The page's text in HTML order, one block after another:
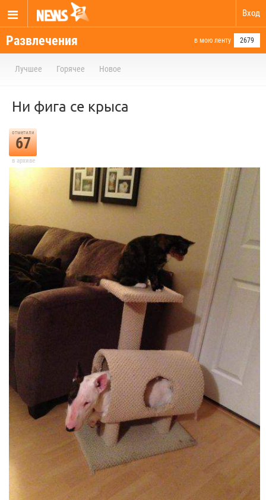
Вход
Развлечения в мою ленту 2679
Лучшее Горячее Новое
Ни фига се крыса
отметили
67
в архиве